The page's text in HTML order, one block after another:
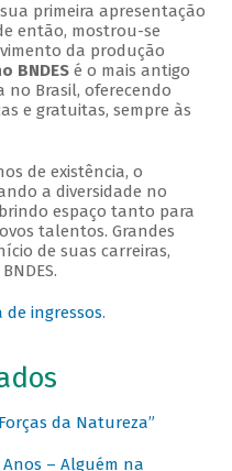
primeira apresentação
então, mostrou-se
da produção
BNDESé o mais antigo
Brasil, oferecendo
e gratuitas, sempre às
de existência, o
a diversidade no
espaço tanto para
talentos. Grandes
de suas carreiras,
de ingressos.
da Natureza”
– Alguém na